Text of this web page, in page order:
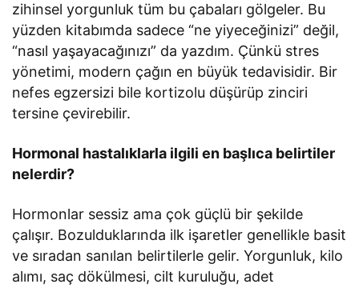
zihinsel yorgunluk tüm bu çabaları gölgeler. Bu
yüzden kitabımda sadece “ne yiyeceğinizi” değil,
“nasıl yaşayacağınızı” da yazdım. Çünkü stres
yönetimi, modern çağın en büyük tedavisidir. Bir
nefes egzersizi bile kortizolu düşürüp zinciri
tersine çevirebilir.
Hormonal hastalıklarla ilgili en başlıca belirtiler
nelerdir?
Hormonlar sessiz ama çok güçlü bir şekilde
çalışır. Bozulduklarında ilk işaretler genellikle basit
ve sıradan sanılan belirtilerle gelir. Yorgunluk, kilo
alımı, saç dökülmesi, cilt kuruluğu, adet